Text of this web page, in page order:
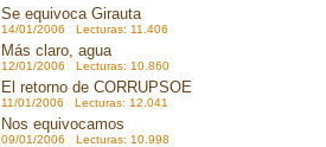
Se equivoca Girauta
14/01/2006 Lecturas: 11.406
Más claro, agua
12/01/2006 Lecturas: 10.860
El retorno de CORRUPSOE
11/01/2006 Lecturas: 12.041
Nos equivocamos
09/01/2006 Lecturas: 10.998